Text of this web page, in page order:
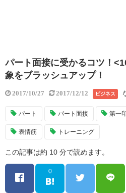
パート面接に受かるコツ！
象をブラッシュアップ！
2017/10/27 2017/12/12 ビジネス
パート パート面接 第一
表情筋 トレーニング
この記事は約 10 分で読めます。
0